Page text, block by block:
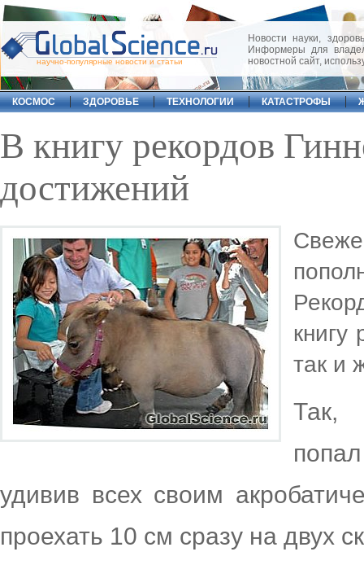
научно-популярные новости и статьи
Новости науки,
Информеры для
новостной сайт,
КОСМОС ЗДОРОВЬЕ ТЕХНОЛОГИИ КАТАСТРОФЫ
В книгу рекордов
достижений
книгу
так и
Так,
удивив всех своим
проехать 10 см сразу на двух